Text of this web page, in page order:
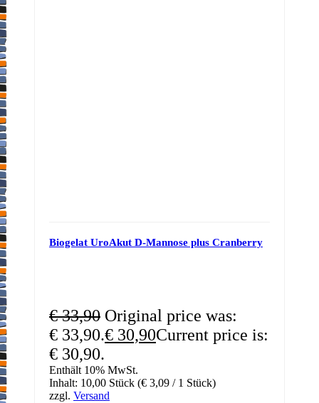
Biogelat UroAkut D-Mannose plus Cranberry
€33,90 Original price was:
€ 33,90.€ 30,90Current price is:
€ 30,90.
Enthält 10% MwSt.
Inhalt: 10,00 Stück (€ 3,09 / 1 Stück)
zzgl. Versand